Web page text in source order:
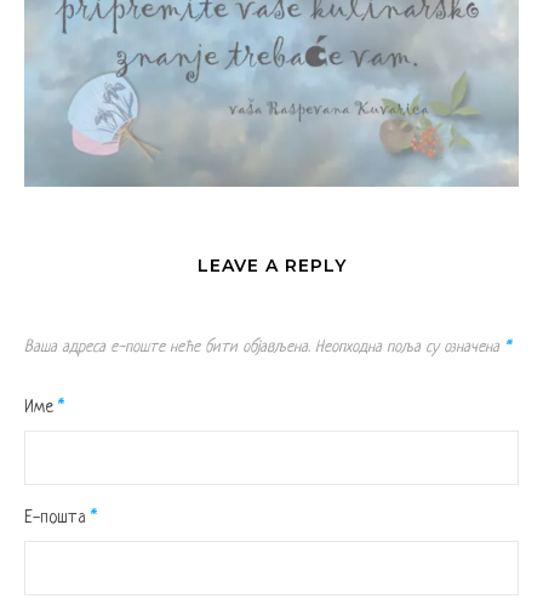
LEAVE A REPLY
Ваша адреса е-поште неће бити објављена. Неопходна поља су означена *
Име *
Е-пошта *